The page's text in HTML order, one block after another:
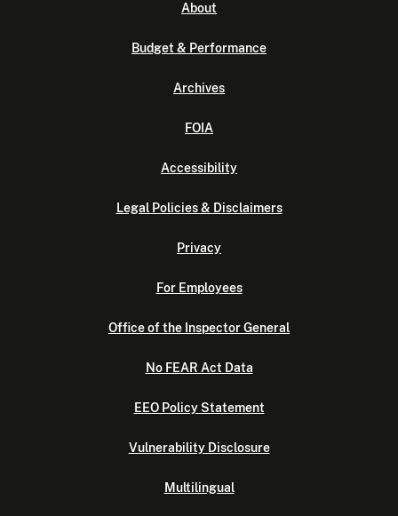
About
Budget & Performance
Archives
FOIA
Accessibility
Legal Policies & Disclaimers
Privacy
For Employees
Office of the Inspector General
No FEAR Act Data
EEO Policy Statement
Vulnerability Disclosure
Multilingual